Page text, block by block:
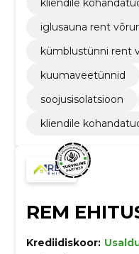
kliendile
iglusauna rent
kümblustünni rent
kuumaveetünnid
soojusisolatsioon
kliendile
REM
Krediidiskoor: